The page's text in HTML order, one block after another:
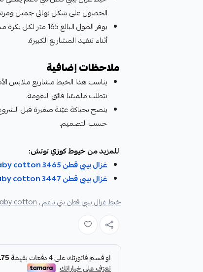
الحصول على شكل نهائي جميل
يوفر الطول البالغ
أثناء تنفيذ المشاريع الكبيرة.
ملاحظات إضافية
يناسب هذا الخيط مشاريع ملابس
تتطلب ملمسًا فائق النعومة.
ينصح بحياكة عيّنة صغيرة قبل
حسب التصميم.
للمزيد من خيوط كوزي توتش:
غزال بيبي قطن Gazzal baby cotton 3465
غزال بيبي قطن Gazzal baby cotton 3447
خيط غزال بيبي قطن بني ناعم ,cotton ,